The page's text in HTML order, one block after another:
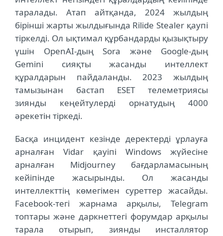
таралады. Атап айтқанда, 2024 жылдың
бірінші жарты жылдығында Rilide Stealer қаупі
тіркелді. Ол ықтимал құрбандарды қызықтыру
үшін OpenAI-дың Sora және Google-дың
Gemini сияқты жасанды интеллект
құралдарын пайдаланды. 2023 жылдың
тамызынан бастап ESET телеметриясы
зиянды кеңейтулерді орнатудың 4000
әрекетін тіркеді.
Басқа инцидент кезінде деректерді ұрлауға
арналған Vidar қауіпі Windows жүйесіне
арналған Midjourney бағдарламасының
кейіпінде жасырынды. Ол жасанды
интеллекттің көмегімен суреттер жасайды.
Facebook-тегі жарнама арқылы, Telegram
топтары және даркнеттегі форумдар арқылы
тарала отырып, зиянды инсталлятор